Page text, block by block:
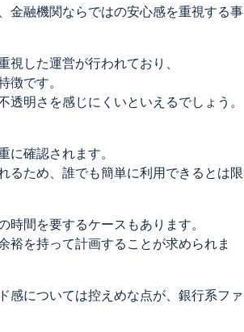
金融機関ならではの安心感を重視する事
した運営が行われており、
徴です。
明さを感じにくいといえるでしょう。
に確認されます。
るため、誰でも簡単に利用できるとは限
時間を要するケースもあります。
裕を持って計画することが求められま
感については控えめな点が、銀行系ファ